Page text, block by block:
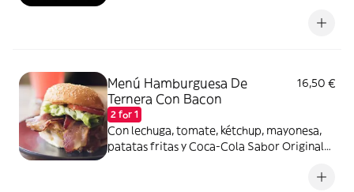
Menú Hamburguesa De
Ternera Con Bacon
2 for 1
16,50 €
Con lechuga, tomate, kétchup, mayonesa,
patatas fritas y Coca-Cola Sabor Original